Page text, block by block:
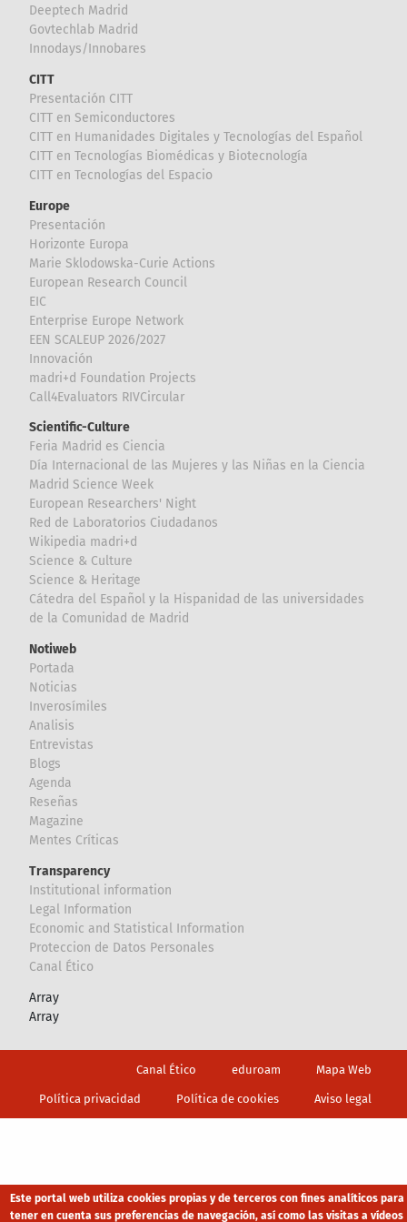
Deeptech Madrid
Govtechlab Madrid
Innodays/Innobares
CITT
Presentación CITT
CITT en Semiconductores
CITT en Humanidades Digitales y Tecnologías del Español
CITT en Tecnologías Biomédicas y Biotecnología
CITT en Tecnologías del Espacio
Europe
Presentación
Horizonte Europa
Marie Sklodowska-Curie Actions
European Research Council
EIC
Enterprise Europe Network
EEN SCALEUP 2026/2027
Innovación
madri+d Foundation Projects
Call4Evaluators RIVCircular
Scientific-Culture
Feria Madrid es Ciencia
Día Internacional de las Mujeres y las Niñas en la Ciencia
Madrid Science Week
European Researchers' Night
Red de Laboratorios Ciudadanos
Wikipedia madri+d
Science & Culture
Science & Heritage
Cátedra del Español y la Hispanidad de las universidades
de la Comunidad de Madrid
Notiweb
Portada
Noticias
Inverosímiles
Analisis
Entrevistas
Blogs
Agenda
Reseñas
Magazine
Mentes Críticas
Transparency
Institutional information
Legal Information
Economic and Statistical Information
Proteccion de Datos Personales
Canal Ético
Array
Array
Canal Ético eduroam Mapa Web
Política privacidad Política de cookies Aviso legal
Este portal web utiliza cookies propias y de terceros con fines analíticos para
tener en cuenta sus preferencias de navegación, así como las visitas a vídeos